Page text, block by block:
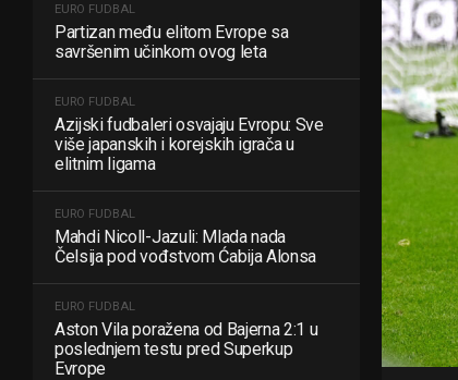
EURO FUDBAL
Partizan među elitom Evrope sa
savršenim učinkom ovog leta
EURO FUDBAL
Azijski fudbaleri osvajaju Evropu: Sve
više japanskih i korejskih igrača u
elitnim ligama
EURO FUDBAL
Mahdi Nicoll-Jazuli: Mlada nada
Čelsija pod vođstvom Ćabija Alonsa
EURO FUDBAL
Aston Vila poražena od Bajerna 2:1 u
poslednjem testu pred Superkup
Evrope